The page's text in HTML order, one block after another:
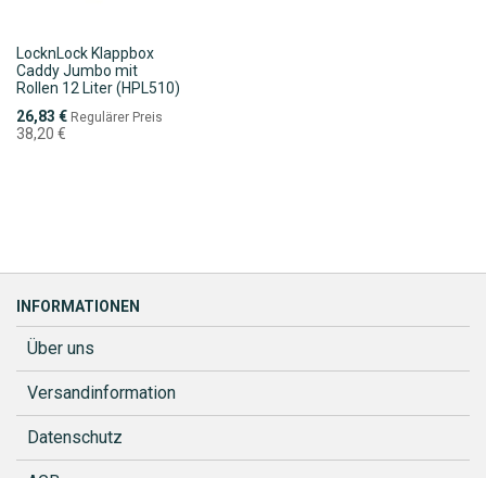
LocknLock Klappbox
Caddy Jumbo mit
Rollen 12 Liter (HPL510)
Sonderpreis
26,83 € Regulärer Preis
38,20 €
INFORMATIONEN
Über uns
Versandinformation
Datenschutz